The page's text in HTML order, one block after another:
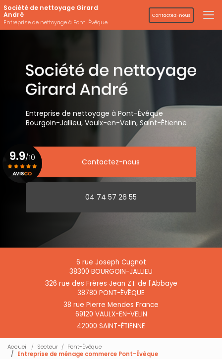
Aller
au
contenu
principal
Société de nettoyage Girard
André
Entreprise de nettoyage à Pont-Évêque
Contactez-nous
Entreprise de nettoyage à Pont-Évêque
Bourgoin-Jallieu, Vaulx-en-Velin, Saint-Étienne
Contactez-nous
04 74 57 26 55
6 rue Joseph Cugnot
38300 BOURGOIN-JALLIEU
326 rue des Frères Jean Z.I. de l'Abbaye
38780 PONT-ÉVÊQUE
38 rue Pierre Mendes France
69120 VAULX-EN-VELIN
42000 SAINT-ÉTIENNE
9.9/10
Accueil Secteur
Pont-Évêque
Entreprise de ménage commerce Pont-Évêque